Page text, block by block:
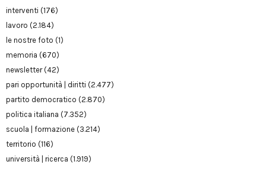
interventi (176)
lavoro (2.184)
le nostre foto (1)
memoria (670)
newsletter(42)
pari opportunità | diritti (2.477)
partito democratico (2.870)
politica italiana (7.352)
scuola | formazione (3.214)
territorio (116)
università | ricerca (1.919)